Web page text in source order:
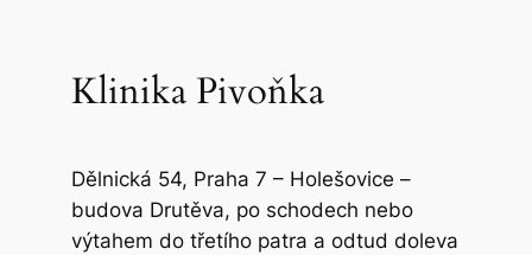
Klinika Pivoňka
Dělnická 54, Praha 7 – Holešovice –
budova Drutěva, po schodech nebo
výtahem do třetího patra a odtud doleva